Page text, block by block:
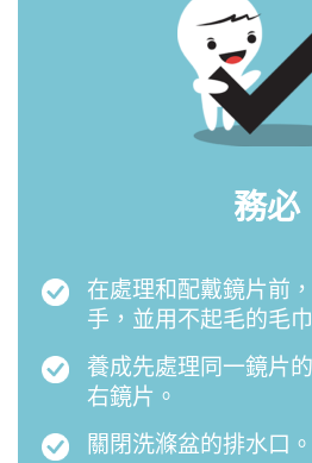
務必
在處理和配戴鏡片前
手，並用不起毛的毛
養成先處理同一鏡片
右鏡片。
關閉洗滌盆的排水口。